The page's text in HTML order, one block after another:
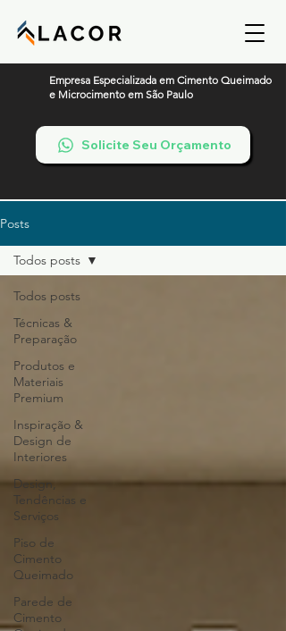
Empresa Especializada em Cimento Queimado
e Microcimento em São Paulo
Solicite Seu Orçamento
Posts
Todos posts
Técnicas &
Preparação
Produtos e
Materiais
Premium
Inspiração &
Design de
Interiores
Design,
Tendências e
Serviços
Piso de
Cimento
Queimado
Parede de
Cimento
Todos posts